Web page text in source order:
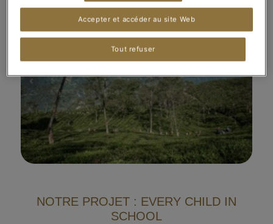
NOTRE PROJET : EVERY CHILD IN
SCHOOL
Tout refuser
Accepter et accéder au site Web